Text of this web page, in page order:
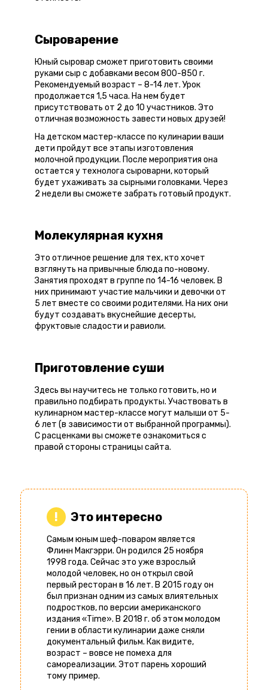
Сыроварение
Юный сыровар сможет приготовить своими
руками сыр с добавками весом 800-850 г.
Рекомендуемый возраст – 8-14 лет. Урок
продолжается 1,5 часа. На нем будет
присутствовать от 2 до 10 участников. Это
отличная возможность завести новых друзей!
На детском мастер-классе по кулинарии ваши
дети пройдут все этапы изготовления
молочной продукции. После мероприятия она
остается у технолога сыроварни, который
будет ухаживать за сырными головками. Через
2 недели вы сможете забрать готовый продукт.
Молекулярная кухня
Это отличное решение для тех, кто хочет
взглянуть на привычные блюда по-новому.
Занятия проходят в группе по 14-16 человек. В
них принимают участие мальчики и девочки от
5 лет вместе со своими родителями. На них они
будут создавать вкуснейшие десерты,
фруктовые сладости и равиоли.
Приготовление суши
Здесь вы научитесь не только готовить, но и
правильно подбирать продукты. Участвовать в
кулинарном мастер-классе могут малыши от 5-
6 лет (в зависимости от выбранной программы).
С расценками вы сможете ознакомиться с
правой стороны страницы сайта.
Это интересно
Самым юным шеф-поваром является
Флинн Макгэрри. Он родился 25 ноября
1998 года. Сейчас это уже взрослый
молодой человек, но он открыл свой
первый ресторан в 16 лет. В 2015 году он
был признан одним из самых влиятельных
подростков, по версии американского
издания «Time». В 2018 г. об этом молодом
гении в области кулинарии даже сняли
документальный фильм. Как видите,
возраст – вовсе не помеха для
самореализации. Этот парень хороший
тому пример.